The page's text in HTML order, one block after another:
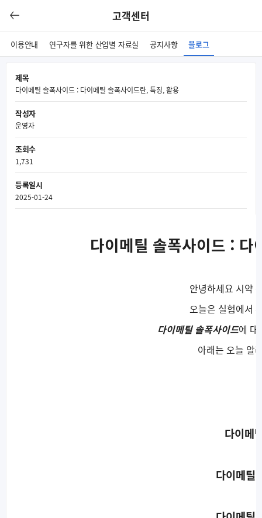
고객센터
이용안내 연구자를 위한 산업별 자료실 공지사항 블로그
제목
다이메틸 솔폭사이드 : 다이메틸 솔폭사이드란, 특징, 활용
작성자
운영자
조회수
1,731
등록일시
2025-01-24
다이메틸 솔폭사이드 :
안녕하세요 시약
오늘은 실험에서
다이메틸 솔폭사이드에 대
아래는 오늘 알
다이메
다이메틸